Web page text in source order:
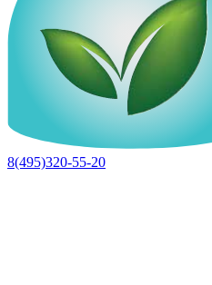
8(495)320-55-20